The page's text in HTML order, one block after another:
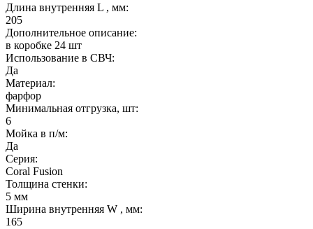
Длина внутренняя L , мм:
205
Дополнительное описание:
в коробке 24 шт
Использование в СВЧ:
Да
Материал:
фарфор
Минимальная отгрузка, шт:
6
Мойка в п/м:
Да
Серия:
Coral Fusion
Толщина стенки:
5 мм
Ширина внутренняя W , мм:
165